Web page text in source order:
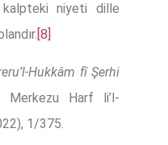
niyeti dille
[8]
Hukkâm fî Şerhi
Merkezu Harf li’l-
1/375.